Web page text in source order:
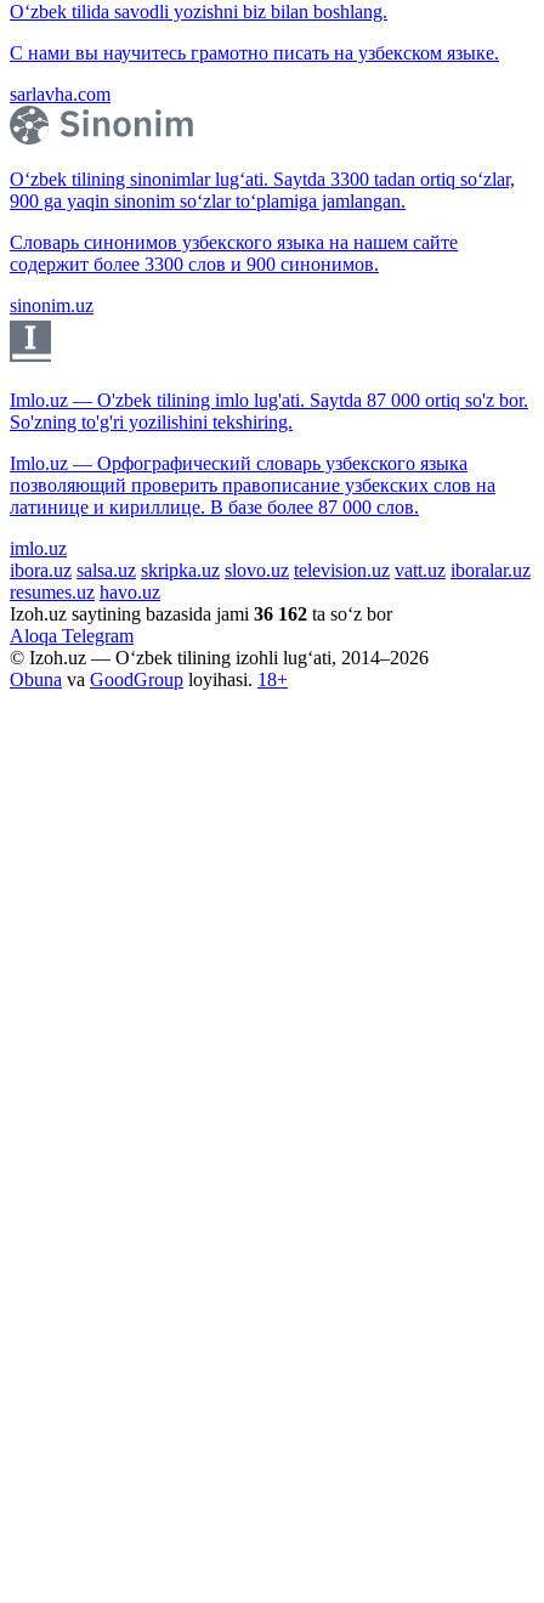
O‘zbek tilida savodli yozishni biz bilan boshlang.
С нами вы научитесь грамотно писать на узбекском языке.
sarlavha.com
O‘zbek tilining sinonimlar lug‘ati. Saytda 3300 tadan ortiq so‘zlar,
900 ga yaqin sinonim so‘zlar to‘plamiga jamlangan.
Словарь синонимов узбекского языка на нашем сайте
содержит более 3300 слов и 900 синонимов.
sinonim.uz
Imlo.uz — O'zbek tilining imlo lug'ati. Saytda 87 000 ortiq so'z bor.
So'zning to'g'ri yozilishini tekshiring.
Imlo.uz — Орфографический словарь узбекского языка
позволяющий проверить правописание узбекских слов на
латинице и кириллице. В базе более 87 000 слов.
imlo.uz
ibora.uz salsa.uz skripka.uz slovo.uz television.uz vatt.uz iboralar.uz
resumes.uz havo.uz
Izoh.uz saytining bazasida jami 36 162 ta so‘z bor
Aloqa Telegram
© Izoh.uz — O‘zbek tilining izohli lug‘ati, 2014–2026
Obuna va GoodGroup loyihasi. 18+